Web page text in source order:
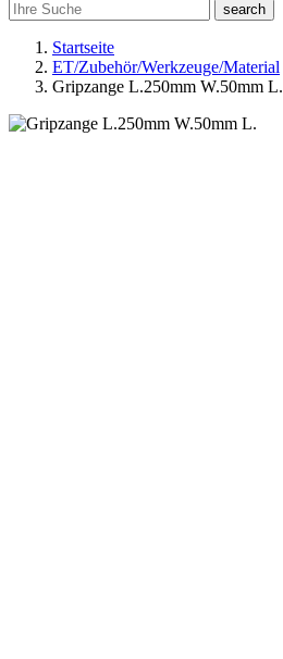
search
Startseite
ET/Zubehör/Werkzeuge/Material
Gripzange L.250mm W.50mm L.